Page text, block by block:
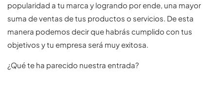
popularidad a tu marca y logrando por ende, una mayor
suma de ventas de tus productos o servicios. De esta
manera podemos decir que habrás cumplido con tus
objetivos y tu empresa será muy exitosa.
¿Qué te ha parecido nuestra entrada?